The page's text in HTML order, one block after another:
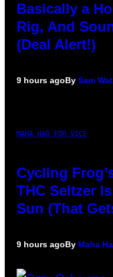
Basically a
Rig, And
(Deal Alert!)
9 hours agoBy Sam
MAHA HAQ FOR VICE
Cycling
THC Seltzer
Sun (That
9 hours agoBy Maha